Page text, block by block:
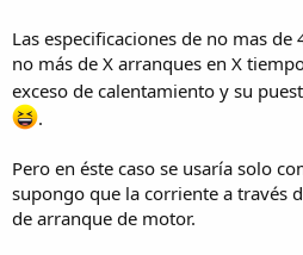
Las especificaciones de no mas
no más de X arranques en X
exceso de calentamiento y su
.
Pero en éste caso se usaría solo
supongo que la corriente a través
de arranque de motor.